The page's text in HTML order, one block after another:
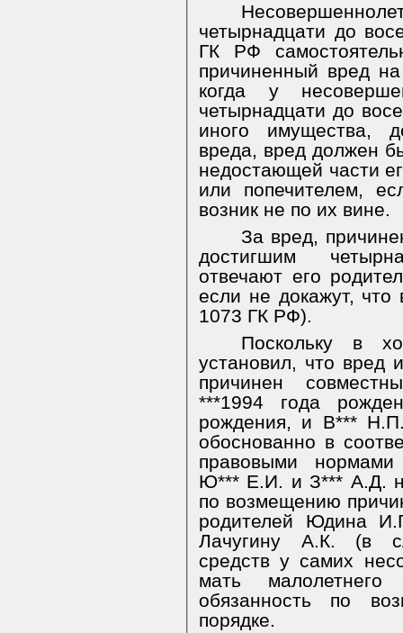
четырнадцати до
ГК РФ
причиненный вред
когда у
четырнадцати до
иного имущества,
вреда, вред должен
недостающей части
или попечителем,
возник не по их вине.
За вред,
достигшим
отвечают его
если не докажут, что
1073 ГК РФ).
Поскольку в
установил, что вред
причинен
***1994 года
рождения, и В***
обоснованно в
правовыми нормами
Ю*** Е.И. и З*** А.Д.
по возмещению
родителей Юдина
Лачугину А.К. (в
средств у самих
мать
обязанность по
порядке.